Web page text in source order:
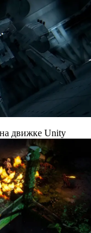
движке Unity